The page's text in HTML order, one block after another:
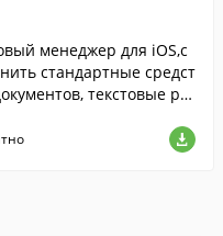
менеджер для iOS,с
стандартные средст
текстовые ре